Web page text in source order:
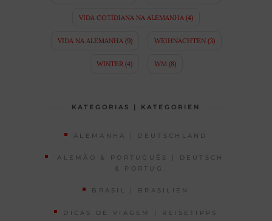
VIDA COTIDIANA NA ALEMANHA (4)
VIDA NA ALEMANHA(9) WEIHNACHTEN(3)
WINTER(4) WM(8)
KATEGORIAS | KATEGORIEN
ALEMANHA | DEUTSCHLAND
ALEMÃO & PORTUGUÊS | DEUTSCH
& PORTUG.
BRASIL | BRASILIEN
DICAS DE VIAGEM | REISETIPPS